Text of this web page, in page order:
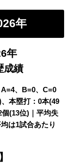
年
年
成績
、B=0、C=0
、本塁打：0本(49
(13位)｜平均失
は1試合あたり
】